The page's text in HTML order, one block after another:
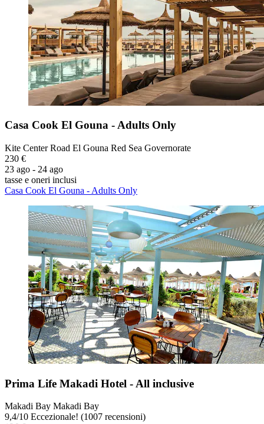
Casa Cook El Gouna - Adults Only
Kite Center Road El Gouna Red Sea Governorate
230 €
23 ago - 24 ago
tasse e oneri inclusi
Casa Cook El Gouna - Adults Only
Prima Life Makadi Hotel - All inclusive
Makadi Bay Makadi Bay
9,4/10 Eccezionale! (1007 recensioni)